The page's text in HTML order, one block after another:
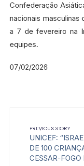
Confederação
nacionais masculinas
a 7 de fevereiro na
equipes.
07/02/2026
PREVIOUS STORY
UNICEF:
DE 100
CESSAR-